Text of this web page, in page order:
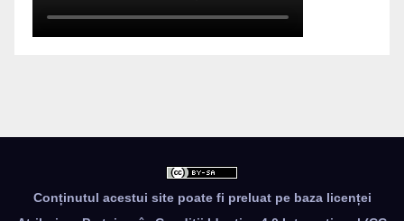
Conținutul acestui site poate fi preluat pe baza licenței